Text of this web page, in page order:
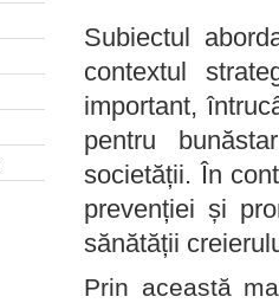
Subiectul
contextul
important,
pentru
societății. În
prevenției și
sănătății
Prin această